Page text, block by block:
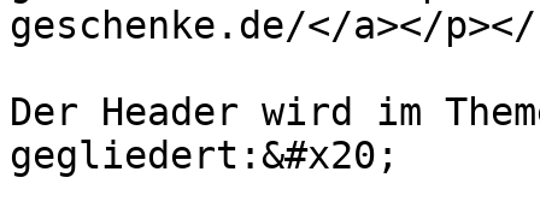
geschenke.de/</a></
Der Header wird im
gegliedert:&#x20;